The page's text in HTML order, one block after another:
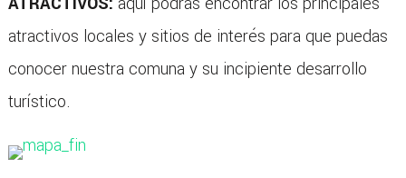
atractivos locales y sitios de interés para que puedas
conocer nuestra comuna y su incipiente desarrollo
turístico.